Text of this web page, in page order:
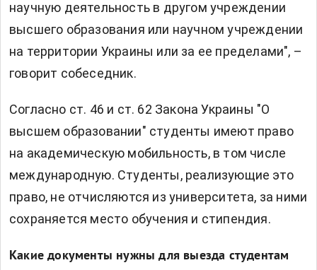
научную деятельность в другом учреждении
высшего образования или научном учреждении
на территории Украины или за ее пределами", –
говорит собеседник.
Согласно ст. 46 и ст. 62 Закона Украины "О
высшем образовании" студенты имеют право
на академическую мобильность, в том числе
международную. Студенты, реализующие это
право, не отчисляются из университета, за ними
сохраняется место обучения и стипендия.
Какие документы нужны для выезда студентам